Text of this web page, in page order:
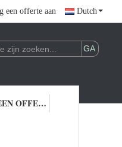
een offerte aan Dutch
VRAAG EEN OFFERTE AAN